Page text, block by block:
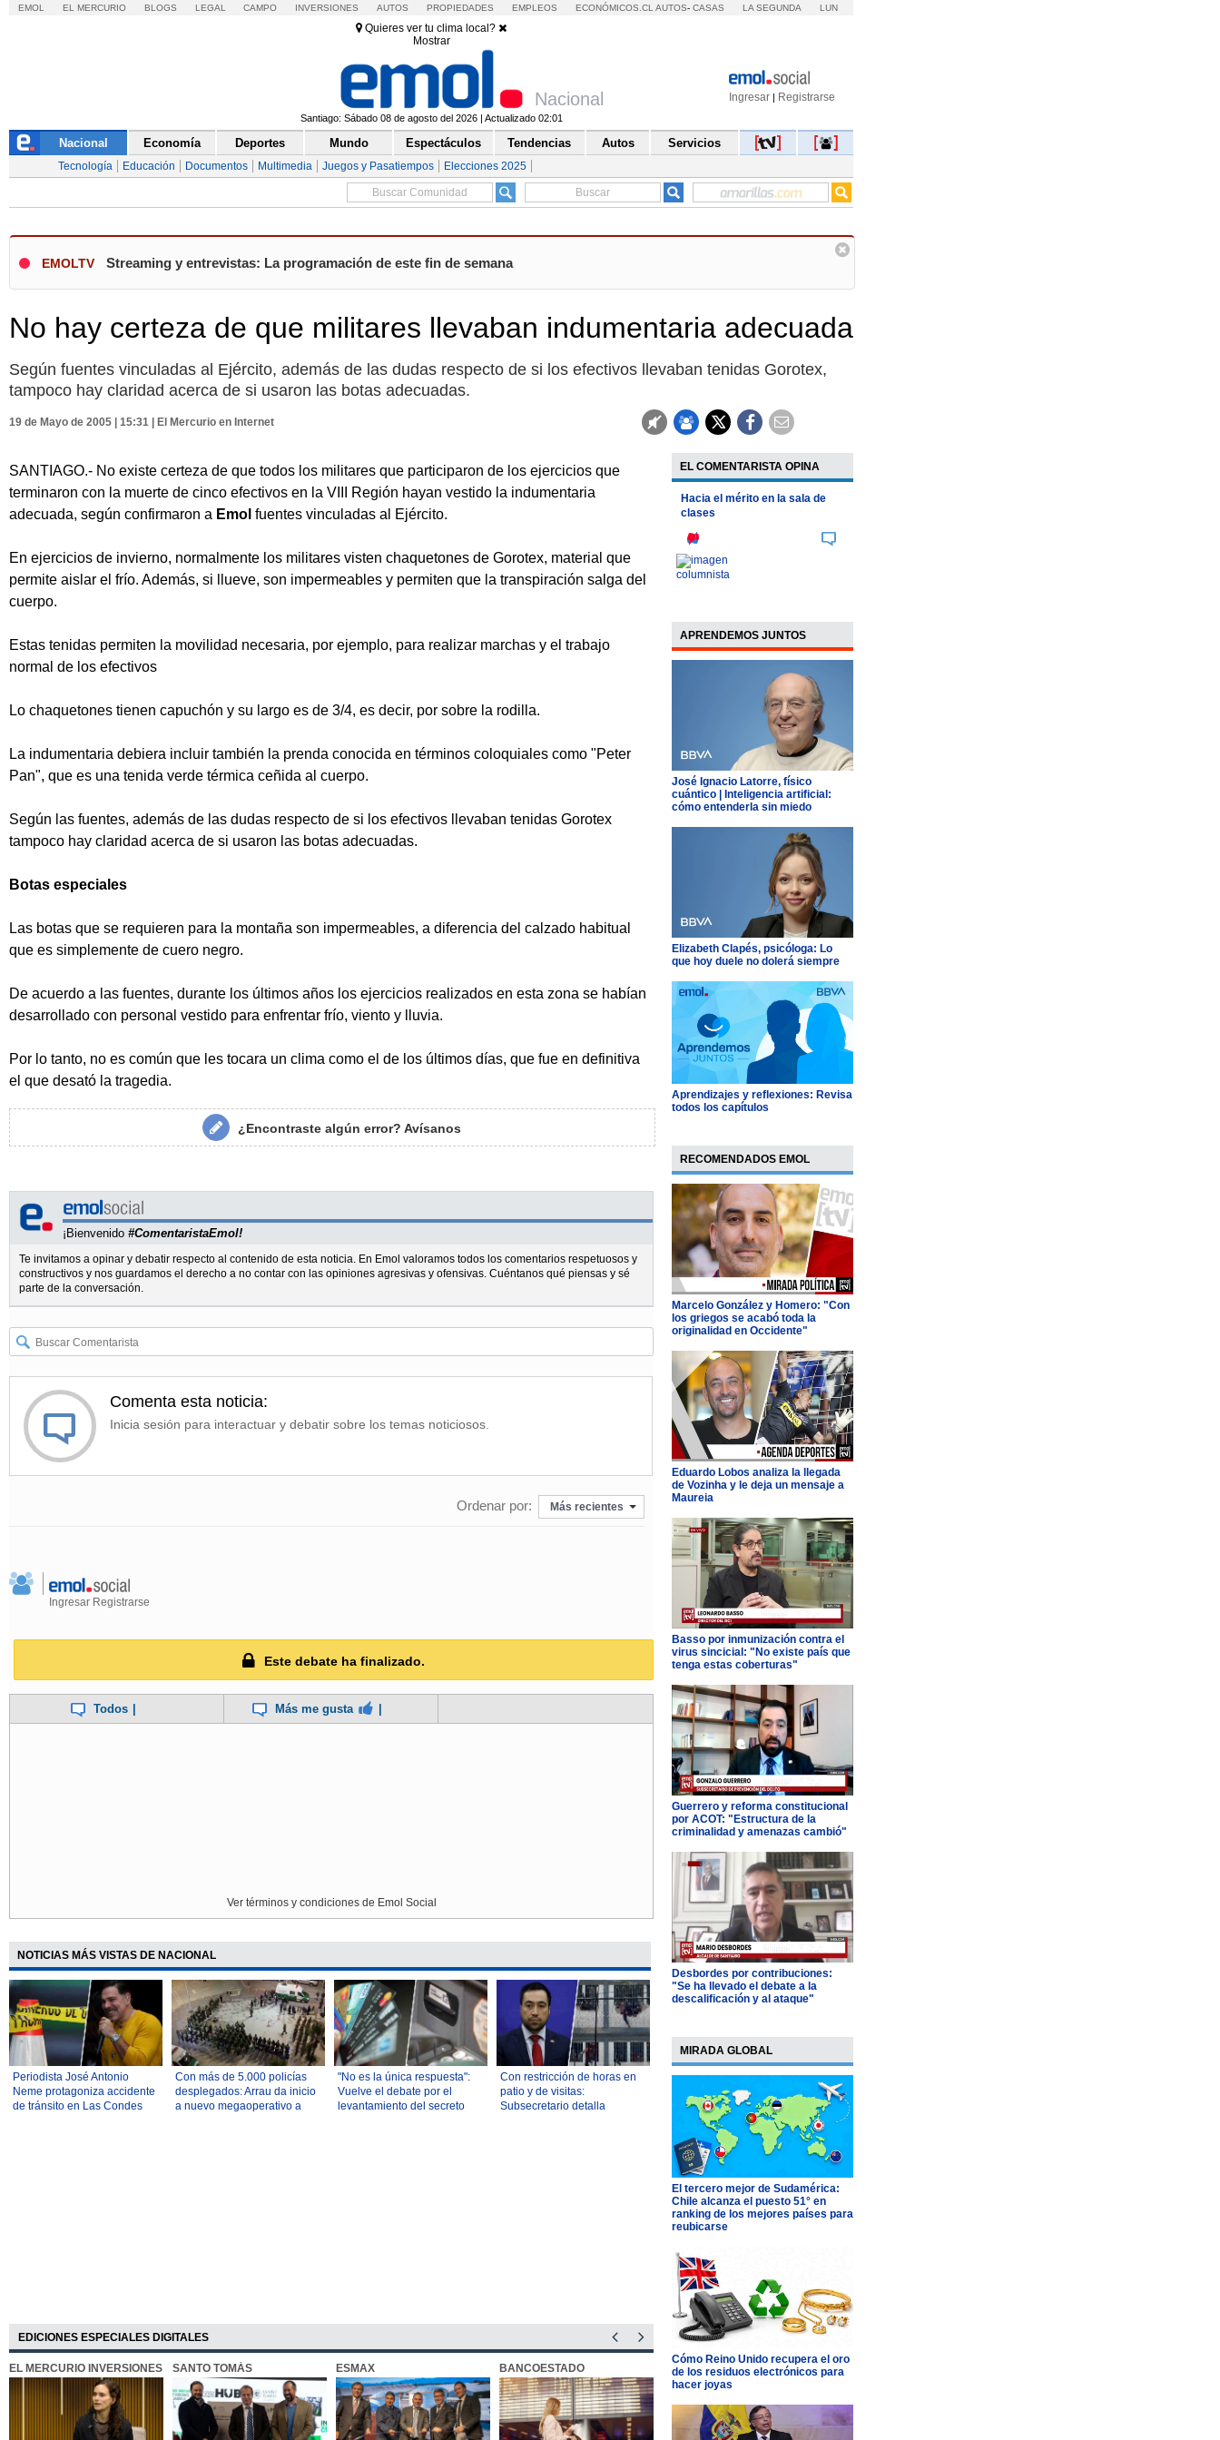
EMOL EL MERCURIO BLOGS LEGAL CAMPO INVERSIONES AUTOS PROPIEDADES EMPLEOS ECONÓMICOS.CL AUTOS- CASAS LA SEGUNDA LUN
Quieres ver tu clima local?
Mostrar
Ingresar | Registrarse
Nacional
Santiago: Sábado 08 de agosto del 2026 | Actualizado 02:01
Nacional Economía Deportes Mundo Espectáculos Tendencias Autos Servicios
Tecnología Educación Documentos Multimedia Juegos y Pasatiempos Elecciones 2025
EMOLTV Streaming y entrevistas: La programación de este fin de semana
No hay certeza de que militares llevaban indumentaria adecuada
Según fuentes vinculadas al Ejército, además de las dudas respecto de si los efectivos llevaban tenidas Gorotex,
tampoco hay claridad acerca de si usaron las botas adecuadas.
19 de Mayo de 2005 | 15:31 | El Mercurio en Internet
SANTIAGO.- No existe certeza de que todos los militares que participaron de los ejercicios que
terminaron con la muerte de cinco efectivos en la VIII Región hayan vestido la indumentaria
adecuada, según confirmaron a Emol fuentes vinculadas al Ejército.
En ejercicios de invierno, normalmente los militares visten chaquetones de Gorotex, material que
permite aislar el frío. Además, si llueve, son impermeables y permiten que la transpiración salga del
cuerpo.
Estas tenidas permiten la movilidad necesaria, por ejemplo, para realizar marchas y el trabajo
normal de los efectivos
Lo chaquetones tienen capuchón y su largo es de 3/4, es decir, por sobre la rodilla.
La indumentaria debiera incluir también la prenda conocida en términos coloquiales como "Peter
Pan", que es una tenida verde térmica ceñida al cuerpo.
Según las fuentes, además de las dudas respecto de si los efectivos llevaban tenidas Gorotex
tampoco hay claridad acerca de si usaron las botas adecuadas.
Botas especiales
Las botas que se requieren para la montaña son impermeables, a diferencia del calzado habitual
que es simplemente de cuero negro.
De acuerdo a las fuentes, durante los últimos años los ejercicios realizados en esta zona se habían
desarrollado con personal vestido para enfrentar frío, viento y lluvia.
Por lo tanto, no es común que les tocara un clima como el de los últimos días, que fue en definitiva
el que desató la tragedia.
¿Encontraste algún error?Avísanos
¡Bienvenido #ComentaristaEmol!
Te invitamos a opinar y debatir respecto al contenido de esta noticia. En Emol valoramos todos los comentarios respetuosos y
constructivos y nos guardamos el derecho a no contar con las opiniones agresivas y ofensivas. Cuéntanos qué piensas y sé
parte de la conversación.
Comenta esta noticia:
Inicia sesión para interactuar y debatir sobre los temas noticiosos.
Ordenar por: Más recientes
Ingresar Registrarse
Este debate ha finalizado.
Todos Más me gusta
Ver términos y condiciones de Emol Social
NOTICIAS MÁS VISTAS DE NACIONAL
Periodista José Antonio
Neme protagoniza accidente
de tránsito en Las Condes
Con más de 5.000 policías
desplegados: Arrau da inicio
a nuevo megaoperativo a
"No es la única respuesta":
Vuelve el debate por el
levantamiento del secreto
Con restricción de horas en
patio y de visitas:
Subsecretario detalla
EDICIONES ESPECIALES DIGITALES
EL MERCURIO INVERSIONES SANTO TOMÁS ESMAX BANCOESTADO OTIC CCHC BUK
EL COMENTARISTA OPINA
Hacia el mérito en la sala de
clases
APRENDEMOS JUNTOS
José Ignacio Latorre, físico
cuántico | Inteligencia artificial:
cómo entenderla sin miedo
Elizabeth Clapés, psicóloga: Lo
que hoy duele no dolerá siempre
Aprendizajes y reflexiones: Revisa
todos los capítulos
RECOMENDADOS EMOL
Marcelo González y Homero: "Con
los griegos se acabó toda la
originalidad en Occidente"
Eduardo Lobos analiza la llegada
de Vozinha y le deja un mensaje a
Maureia
Basso por inmunización contra el
virus sincicial: "No existe país que
tenga estas coberturas"
Guerrero y reforma constitucional
por ACOT: "Estructura de la
criminalidad y amenazas cambió"
Desbordes por contribuciones:
"Se ha llevado el debate a la
descalificación y al ataque"
MIRADA GLOBAL
El tercero mejor de Sudamérica:
Chile alcanza el puesto 51° en
ranking de los mejores países para
reubicarse
Cómo Reino Unido recupera el oro
de los residuos electrónicos para
hacer joyas